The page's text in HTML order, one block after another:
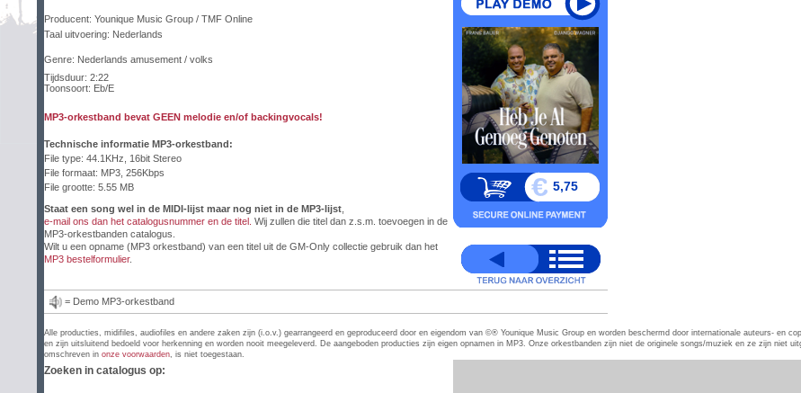
Producent: Younique Music Group / TMF Online
Taal uitvoering: Nederlands
5,75
Genre: Nederlands amusement / volks
Tijdsduur: 2:22
Toonsoort: Eb/E
MP3-orkestband bevat GEEN melodie en/of backingvocals!
Technische informatie MP3-orkestband:
File type: 44.1KHz, 16bit Stereo
File formaat: MP3, 256Kbps
File grootte: 5.55 MB
Staat een song wel in de MIDI-lijst maar nog niet in de MP3-lijst
e-mail ons dan het catalogusnummer en de titel. Wij zullen die titel dan z.s.m. toevoegen in de
MP3-orkestbanden catalogus.
Wilt u een opname (MP3 orkestband) van een titel uit de GM-Only collectie gebruik dan het
MP3 bestelformulier.
= Demo MP3-orkestband
Alle producties, midifiles, audiofiles en andere zaken zijn (i.o.v.) gearrangeerd en geproduceerd door en eigendom van ©® Younique Music Group en worden beschermd door internationale auteurs- en
en zijn uitsluitend bedoeld voor herkenning en worden nooit meegeleverd. De aangeboden producties zijn eigen opnamen in MP3. Onze orkestbanden zijn niet de originele songs/muziek en ze zijn niet
omschreven in onze voorwaarden, is niet toegestaan.
Zoeken in catalogus op: